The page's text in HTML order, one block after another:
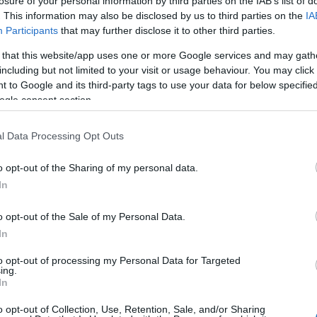
This information may also be disclosed by us to third parties on the
Participants that may further disclose it to other third parties.
that this website/app uses one or more Google services and may
but not limited to your visit or usage behaviour. You may
to Google and its third-party tags to use your data for below
consent section.
Data Processing Opt Outs
opt-out of the Sharing of my personal data.
opt-out of the Sale of my Personal Data.
opt-out of processing my Personal Data for Targeted
opt-out of Collection, Use, Retention, Sale, and/or Sharing
– ÁPRILIS 19-ÉN TÁNCOL
ZENÉLŐ SZÖKŐKÚTJA A
ELŐTT
Kassay Tamás
szökőkútja, a Dubai Fountain április 19-én este
helyén hónapokon át munkagépek veszik át a
még látványosabb, még modernebb formában
TOVÁBB